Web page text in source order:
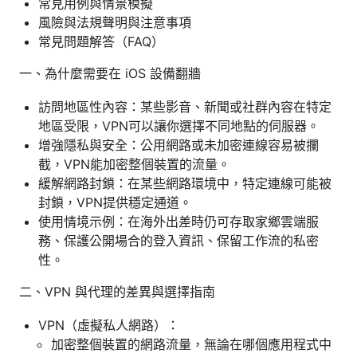
風險與法規聲明與注意事項
常見問題解答（FAQ）
一、為什麼需要在 iOS 設備翻牆
訪問地區性內容：某些影音、新聞或社群內容在特定
地區受限，VPN可以讓你選擇不同地點的伺服器。
增強隱私與安全：公用網路或未加密連線容易被攔
截，VPN能加密整個裝置的流量。
緩解網路封鎖：在某些網路環境中，特定連線可能被
封鎖，VPN提供穩定通道。
使用情境示例：在海外出差時仍可存取家鄉雲端服
務、保護公開場合的登入資訊、保留工作流的私密
性。
二、VPN 與代理的差異與選擇指南
VPN（虛擬私人網路）：
加密整個裝置的網路流量，無論在哪個應用程式中